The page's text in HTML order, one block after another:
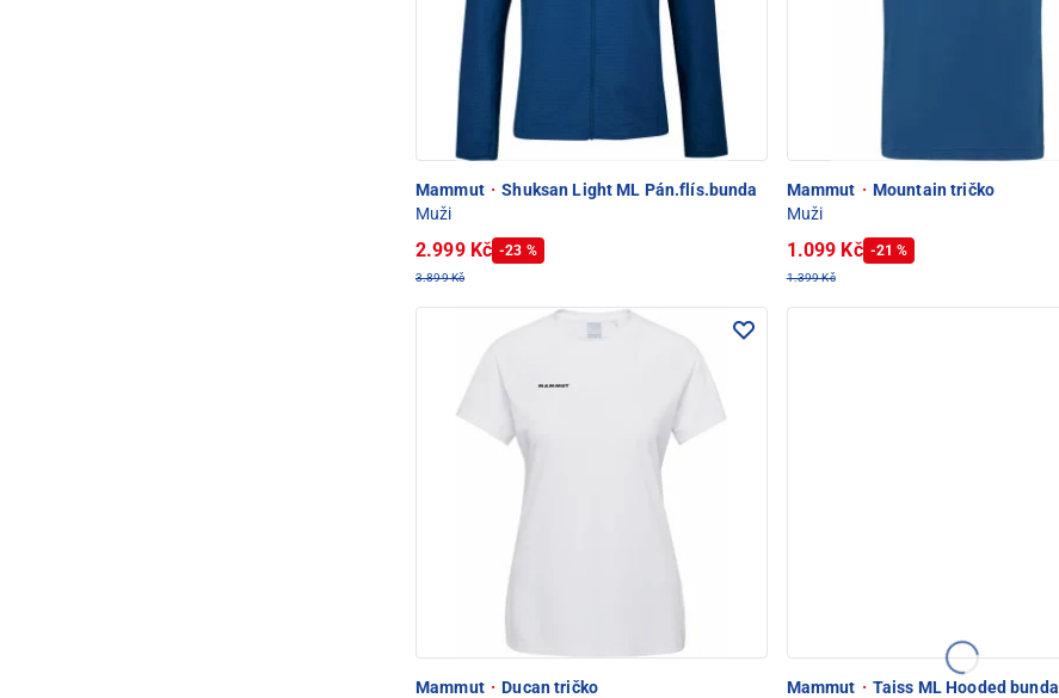
Mammut · Shuksan Light ML Pán.flís.bunda
Muži
2.999 Kč -23 %
3.899 Kč
Mammut · Mountain tričko
Muži
1.099 Kč -21 %
1.399 Kč
Mammut · Ducan tričko
Mammut · Taiss ML Hooded bunda